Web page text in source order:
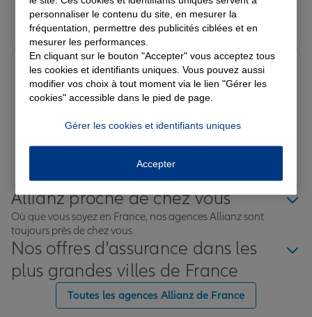
Prendre un RDV Voir l'agence
Note de 5 sur 5
Le 12/02/2026 - Agence JONCHEREY
efficacité ainsi que la clarté dans les échanges avec les
Titou T.
Prendre un RDV
Allianz proche de chez vous
Où que vous soyez en France, nos agences Allianz sont
toujours près de chez vous.
Nos offres d'assurance dans les
plus grandes villes de France
Toutes les agences Allianz de France
personnaliser le contenu du site, en mesurer la
fréquentation, permettre des publicités ciblées et en
mesurer les performances.
En cliquant sur le bouton "Accepter" vous acceptez tous
les cookies et identifiants uniques. Vous pouvez aussi
modifier vos choix à tout moment via le lien "Gérer les
cookies" accessible dans le pied de page.
Gérer les cookies et identifiants uniques
Accepter